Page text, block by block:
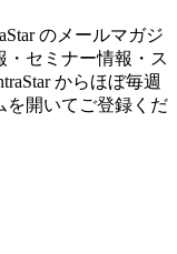
のメールマガジ
・セミナー情報・ス
からほぼ毎週
を開いてご登録くだ